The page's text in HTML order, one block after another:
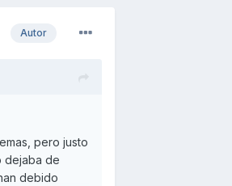
Autor
pero justo
dejaba de
debido